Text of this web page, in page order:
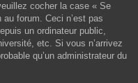
cocher la case « Se
forum. Ceci n’est pas
un ordinateur public,
etc. Si vous n’arrivez
qu’un administrateur du